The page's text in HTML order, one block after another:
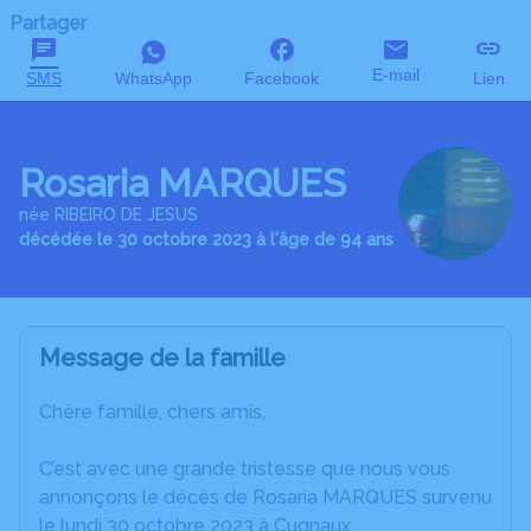
Partager
SMS WhatsApp Facebook E-mail Lien
Rosaria MARQUES
née RIBEIRO DE JESUS
décédée le 30 octobre 2023 à l'âge de 94 ans
Message de la famille
Chère famille, chers amis,
C’est avec une grande tristesse que nous vous
annonçons le décès de Rosaria MARQUES survenu
le lundi 30 octobre 2023 à Cugnaux.